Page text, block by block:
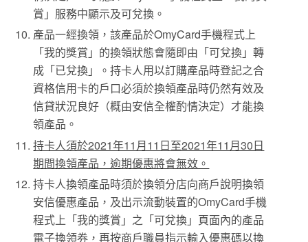
賞」服務中顯示及可兌換。
產品一經換領，該產品於OmyCard手機程式上
「我的獎賞」的換領狀態會隨即由「可兌換」轉
成「已兌換」。持卡人用以訂購產品時登記之合
資格信用卡的戶口必須於換領產品時仍然有效及
信貸狀況良好（概由安信全權酌情決定）才能換
領產品。
持卡人須於2021年11月11日至2021年11月30日
期間換領產品，逾期優惠將會無效。
持卡人換領產品時須於換領分店向商戶說明換領
安信優惠產品，及出示流動裝置的OmyCard手機
程式上「我的獎賞」之「可兌換」頁面內的產品
電子換領券，再按商戶職員指示輸入優惠碼以換